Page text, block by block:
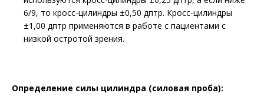
6/9, то кросс-цилиндры ±0,50 дптр. Кросс-цилиндры
±1,00 дптр применяются в работе с пациентами с
низкой остротой зрения.
Определение силы цилиндра (силовая проба):